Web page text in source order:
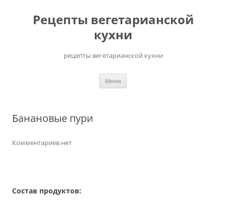
Рецепты вегетарианской
кухни
рецепты вегетарианской кухни
Меню
Банановые пури
Комментариев нет
Состав продуктов: